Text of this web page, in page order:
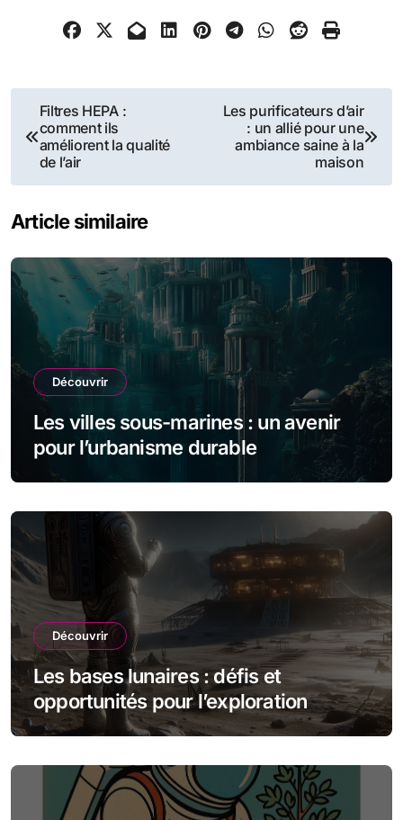
Navigation
de
l’article
Filtres HEPA :
comment ils
améliorent la qualité
de l’air
Les purificateurs d’air
: un allié pour une
ambiance saine à la
maison
Article similaire
Découvrir
Les villes sous-marines : un avenir
pour l’urbanisme durable
Découvrir
Les bases lunaires : défis et
opportunités pour l’exploration
spatiale